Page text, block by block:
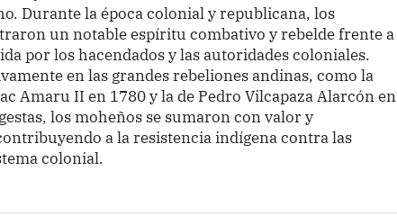
Durante la época colonial y republicana, los
un notable espíritu combativo y rebelde frente a
por los hacendados y las autoridades coloniales.
en las grandes rebeliones andinas, como la
Amaru II en 1780 y la de Pedro Vilcapaza Alarcón en
los moheños se sumaron con valor y
a la resistencia indígena contra las
colonial.